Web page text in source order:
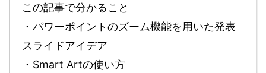
この記事で分かること
・パワーポイントのズーム機能を用いた発表
スライドアイデア
・Smart Artの使い方